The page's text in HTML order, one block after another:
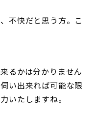
不快だと思う方。こ
るかは分かりません
い出来れば可能な限
いたしますね。